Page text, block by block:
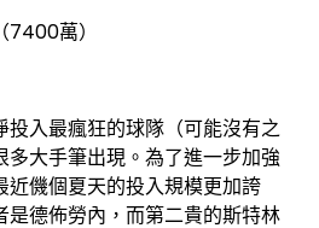
萬）
入最瘋狂的球隊（可能沒有之
大手筆出現。為了進一步加強
近僟個夏天的投入規模更加誇
是德佈勞內，而第二貴的斯特林